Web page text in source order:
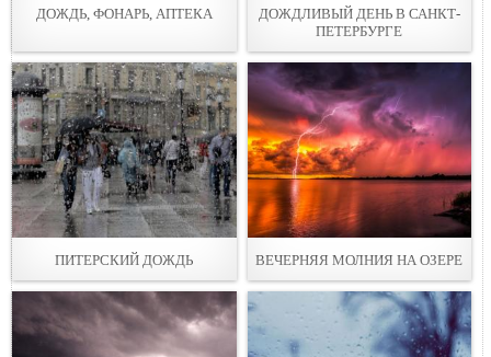
ДОЖДЬ, ФОНАРЬ, АПТЕКА
ДОЖДЛИВЫЙ ДЕНЬ В САНКТ-
ПЕТЕРБУРГЕ
ПИТЕРСКИЙ ДОЖДЬ ВЕЧЕРНЯЯ МОЛНИЯ НА ОЗЕРЕ